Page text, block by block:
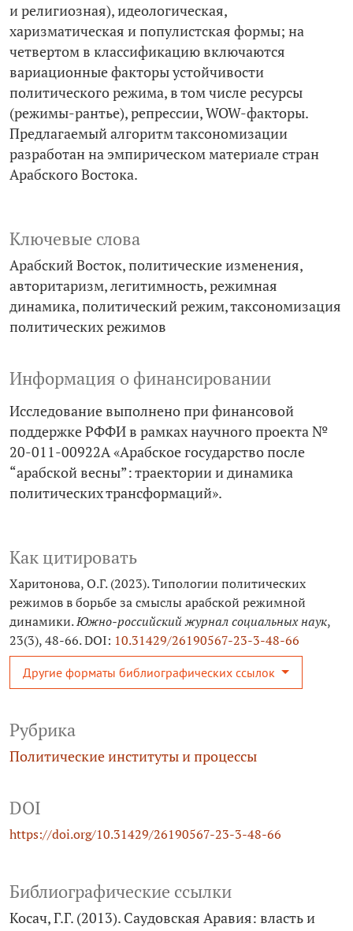
Рубрика
Политические институты и процессы
DOI
https://doi.org/10.31429/26190567-23-3-48-66
Как цитировать
Харитонова, О.Г. (2023). Типологии политических
режимов в борьбе за смыслы арабской режимной
динамики.Южно-российский журнал социальных наук,
23(3), 48-66. DOI: 10.31429/26190567-23-3-48-66
Другие форматы библиографических ссылок
и религиозная), идеологическая,
харизматическая и популистская формы; на
четвертом в классификацию включаются
вариационные факторы устойчивости
политического режима, в том числе ресурсы
(режимы-­рантье), репрессии, WOW-факторы.
Предлагаемый алгоритм таксономизации
разработан на эмпирическом материале стран
Арабского Востока.
Ключевые слова
Арабский Восток политические изменения
авторитаризм легитимность режимная
динамика политический режим таксономизация
политических режимов
Информация о финансировании
Исследование выполнено при финансовой
поддержке РФФИ в рамках научного проекта №
20-011-00922А «Арабское государство после
“арабской весны”: траектории и динамика
политических трансформаций».
Библиографические ссылки
Косач, Г.Г. (2013). Саудовская Аравия: власть и